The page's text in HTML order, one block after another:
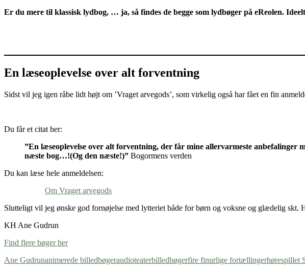
Er du mere til klassisk lydbog, … ja, så findes de begge som lydbøger på eReolen.
En læseoplevelse over alt forventning
Sidst vil jeg igen råbe lidt højt om ’Vraget arvegods’, som virkelig også har fået en fin
Du får et citat her:
”En læseoplevelse over alt forventning, der får mine allervarmeste anbefalinger
næste bog…!(Og den næste!)” Bogormens verden
Du kan læse hele anmeldelsen:
Om Vraget arvegods
Slutteligt vil jeg ønske god fornøjelse med lytteriet både for børn og voksne og glædelig skt.
KH Ane Gudrun
Find flere bøger her
Ane Gudrunanimerede billedbøgeraudioteaterbilledbøgerfire finurlige fortællingerhørespillet